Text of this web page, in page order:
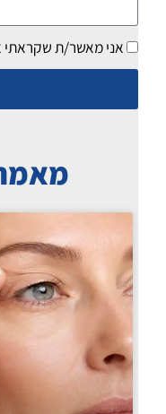
מילים
אני מאשר/ת